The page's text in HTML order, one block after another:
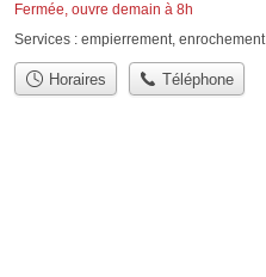
Fermée, ouvre demain à 8h
Services : empierrement, enrochement
Horaires Téléphone